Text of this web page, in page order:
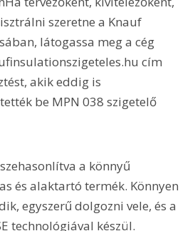
szeretne a Knauf
látogassa meg a cég
cím
akik eddig is
be MPN 038 szigetelő
a könnyű
és alaktartó termék. Könnyen
egyszerű dolgozni vele, és a
technológiával készül.